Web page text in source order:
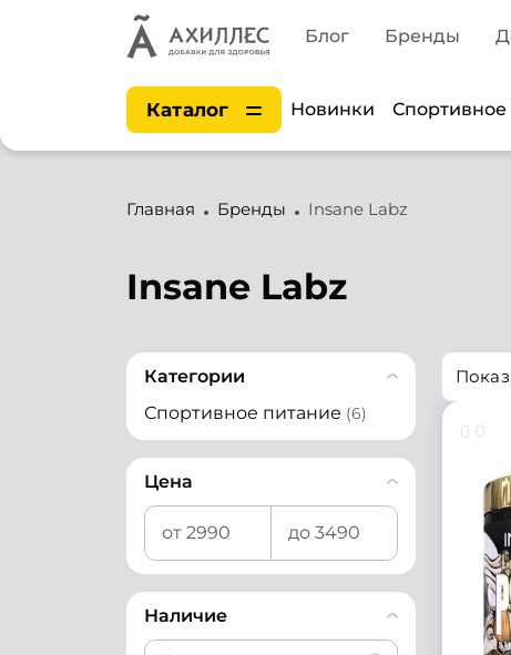
Блог Бренды
Каталог Новинки Спортивное
Главная Бренды Insane Labz
Insane Labz
Категории
Спортивное питание (6)
Цена
Наличие
0